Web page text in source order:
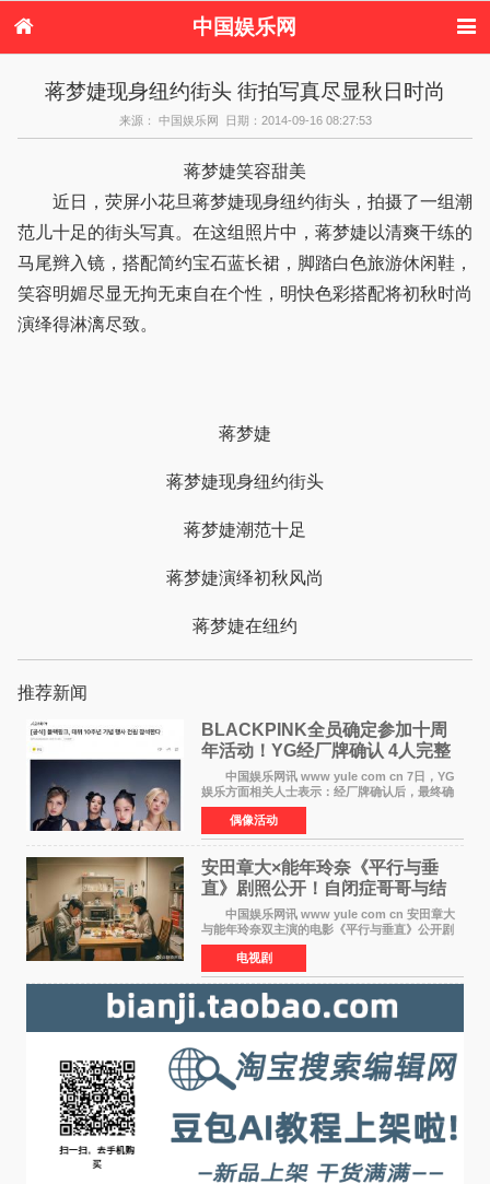
中国娱乐网
电视剧
演唱会 综艺节目
偶像活动
蒋梦婕现身纽约街头 街拍写真尽显秋日时尚
来源： 中国娱乐网 日期：2014-09-16 08:27:53
蒋梦婕笑容甜美
近日，荧屏小花旦蒋梦婕现身纽约街头，拍摄了一组潮
范儿十足的街头写真。在这组照片中，蒋梦婕以清爽干练的
马尾辫入镜，搭配简约宝石蓝长裙，脚踏白色旅游休闲鞋，
笑容明媚尽显无拘无束自在个性，明快色彩搭配将初秋时尚
演绎得淋漓尽致。
蒋梦婕
蒋梦婕现身纽约街头
蒋梦婕潮范十足
蒋梦婕演绎初秋风尚
蒋梦婕在纽约
推荐新闻
BLACKPINK全员确定参加十周
年活动！YG经厂牌确认 4人完整
体合体成行
中国娱乐网讯 www yule com cn 7日，YG
娱乐方面相关人士表示：经厂牌确认后，最终确
定4名成员均将出席。YG方面最终确认了智秀、
JENNIE、ROS&Eacute;、LISA四位
BLACKPINK成员全员出席，使组
偶像活动
安田章大×能年玲奈《平行与垂
直》剧照公开！自闭症哥哥与结
婚前夕妹妹直面未来
中国娱乐网讯 www yule com cn 安田章大
与能年玲奈双主演的电影《平行与垂直》公开剧
照，该片将于8月28日上映。 本片围绕患有自
闭症谱系障碍的哥哥大贵（安田章大 饰）与即将
结婚的妹妹
电视剧